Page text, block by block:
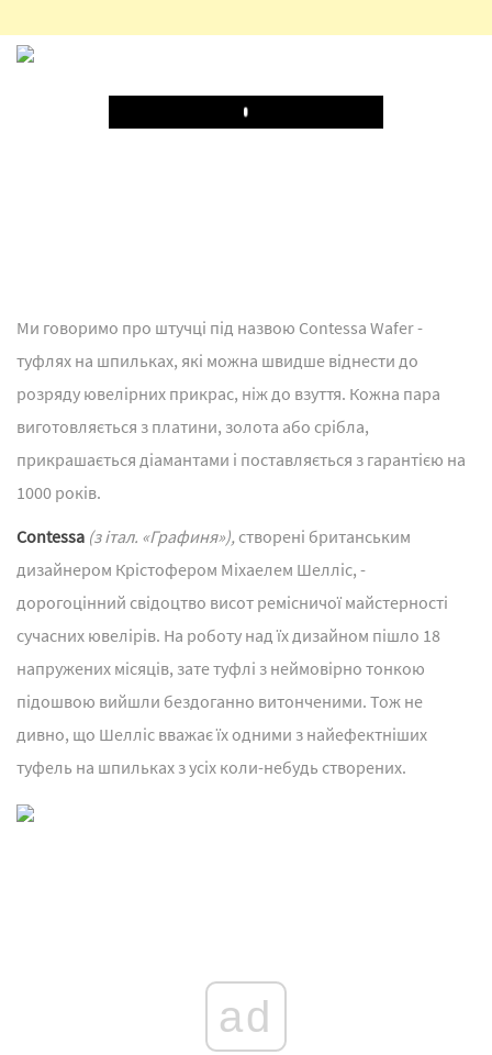
Play
Ми говоримо про штучці під назвою Contessa Wafer -
туфлях на шпильках, які можна швидше віднести до
розряду ювелірних прикрас, ніж до взуття. Кожна пара
виготовляється з платини, золота або срібла,
прикрашається діамантами і поставляється з гарантією на
1000 років.
Contessa (з італ. «Графиня»), створені британським
дизайнером Крістофером Міхаелем Шелліс, -
дорогоцінний свідоцтво висот ремісничої майстерності
сучасних ювелірів. На роботу над їх дизайном пішло 18
напружених місяців, зате туфлі з неймовірно тонкою
підошвою вийшли бездоганно витонченими. Тож не
дивно, що Шелліс вважає їх одними з найефектніших
туфель на шпильках з усіх коли-небудь створених.
ad